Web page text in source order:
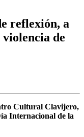
reflexión, a
de
Cultural Clavijero,
Internacional de la